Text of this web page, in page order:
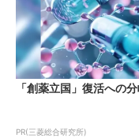
「創薬立国」復活への
PR(三菱総合研究所)